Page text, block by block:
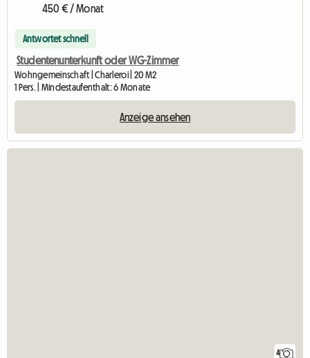
450 € / Monat
Antwortet schnell
Studentenunterkunft oder WG-Zimmer
Wohngemeinschaft | Charleroi | 20 M2
1 Pers. | Mindestaufenthalt: 6 Monate
Anzeige ansehen
4